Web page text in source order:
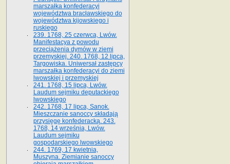
marszałka konfederacyi
województwa bracławskiego do
wo­jewództwa kijowskiego i
ruskiego
239. 1768, 25 czerwca, Lwów.
Manifestacya z powodu
przeciążenia dymów w ziemi
przemyskiej. 240. 1768, 12 lipca,
Targowiska. Uniwersał zastępcy
marszałka konfederacyi do ziemi
lwowskiej i przemyskiej
241. 1768, 15 lipca, Lwów.
Laudum sejmiku deputackiego
lwowskiego
242. 1768, 17 lipca, Sanok.
Mieszczanie sanoccy składają
przysięgę konfederacką. 243.
1768, 14 września, Lwów.
Laudum sejmiku
gospodarskiego lwowskiego
244. 1769, 17 kwietnia,
Muszyna. Ziemianie sanoccy